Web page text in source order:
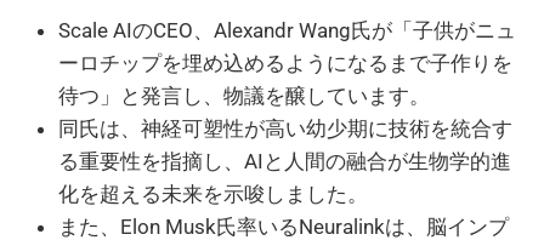
Scale AIのCEO、Alexandr Wang氏が「子供がニュ
ーロチップを埋め込めるようになるまで子作りを
待つ」と発言し、物議を醸しています。
同氏は、神経可塑性が高い幼少期に技術を統合す
る重要性を指摘し、AIと人間の融合が生物学的進
化を超える未来を示唆しました。
また、Elon Musk氏率いるNeuralinkは、脳インプ